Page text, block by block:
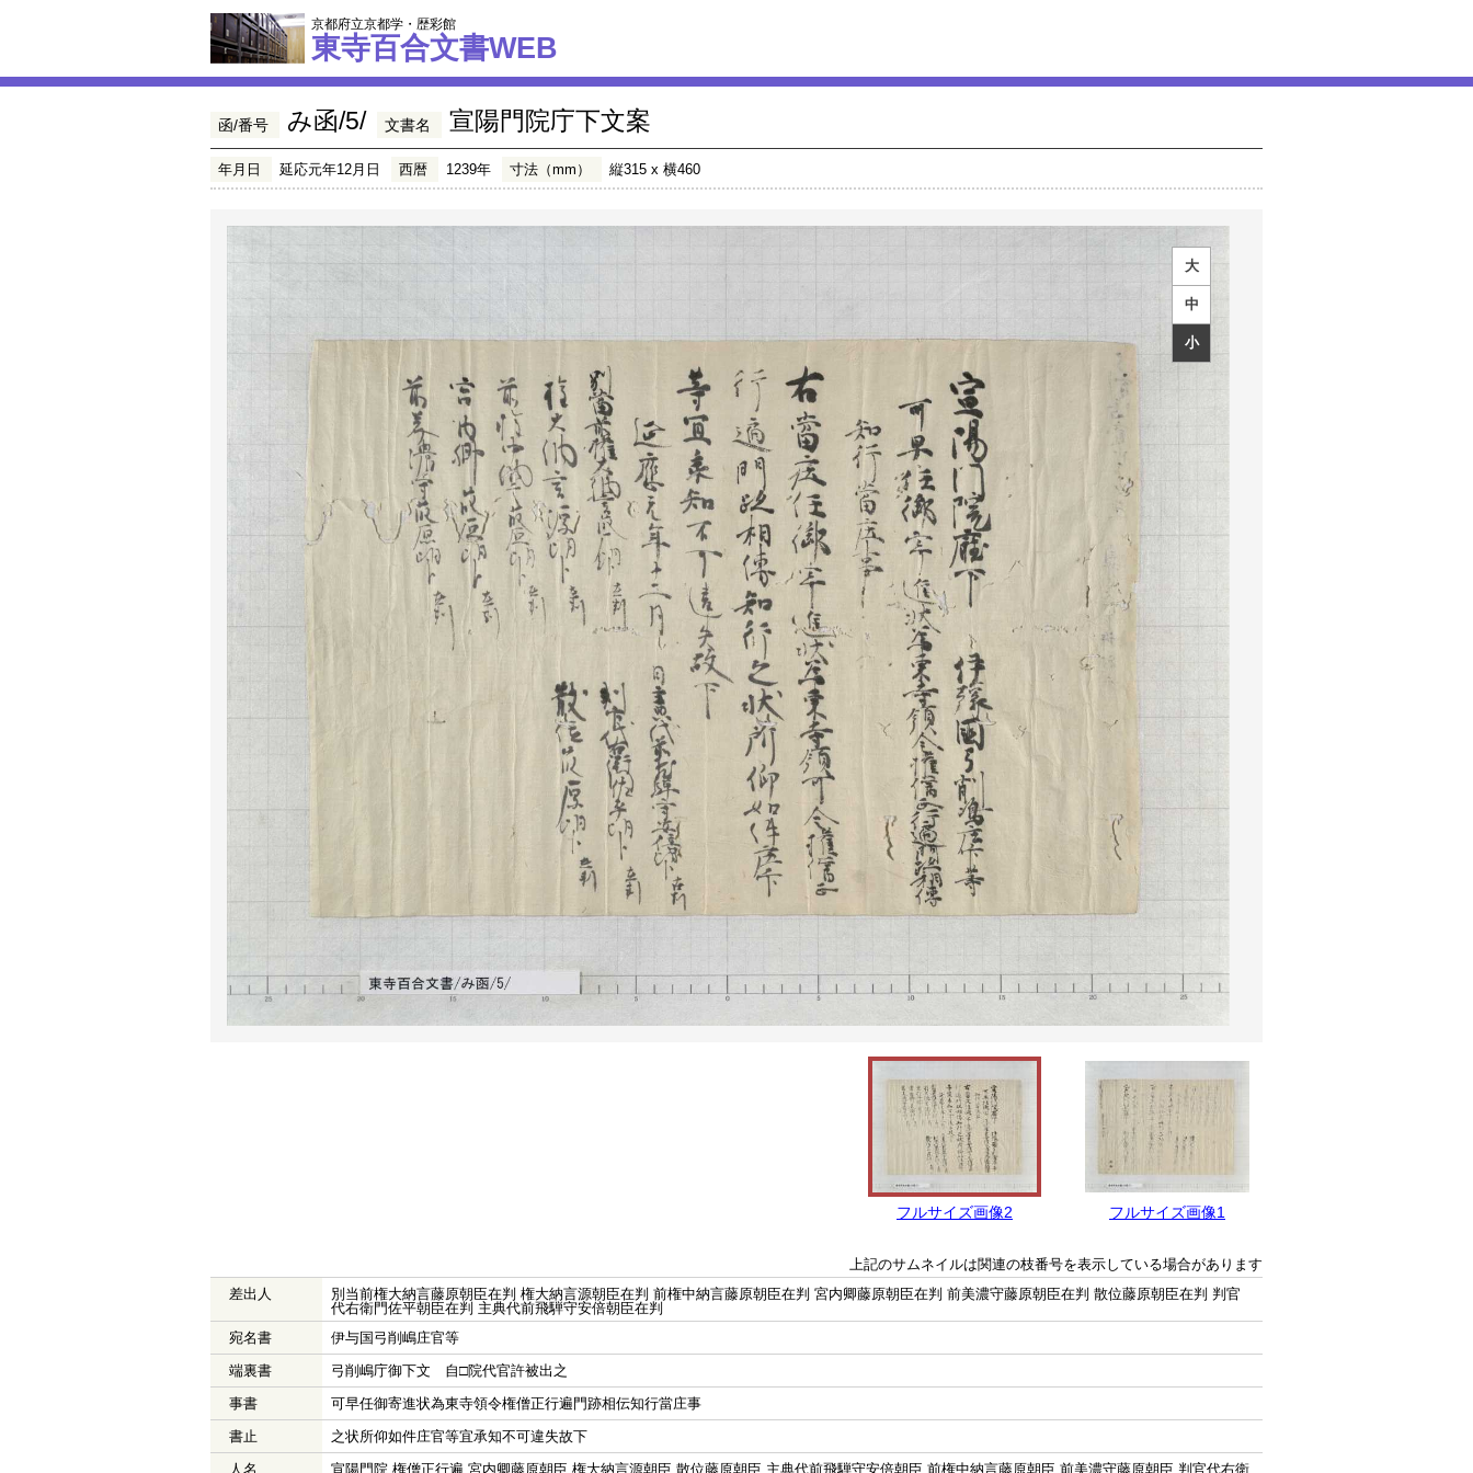
京都府立京都学・歴彩館
東寺百合文書WEB
函/番号 み函/5/ 文書名 宣陽門院庁下文案
年月日 延応元年12月日 西暦 1239年 寸法（mm） 縦315 x 横460
大
中
小
フルサイズ画像2 フルサイズ画像1
上記のサムネイルは関連の枝番号を表示している場合があります
差出人
別当前権大納言藤原朝臣在判 権大納言源朝臣在判 前権中納言藤原朝臣在判 宮内卿藤原朝臣在判 前美濃守藤原朝臣在判 散位藤原朝臣在判 判官
代右衛門佐平朝臣在判 主典代前飛騨守安倍朝臣在判
宛名書
伊与国弓削嶋庄官等
端裏書
弓削嶋庁御下文 自□院代官許被出之
事書
可早任御寄進状為東寺領令権僧正行遍門跡相伝知行當庄事
書止
之状所仰如件庄官等宜承知不可違失故下
人名
宣陽門院 権僧正行遍 宮内卿藤原朝臣 権大納言源朝臣 散位藤原朝臣 主典代前飛騨守安倍朝臣 前権中納言藤原朝臣 前美濃守藤原朝臣 判官代右衛